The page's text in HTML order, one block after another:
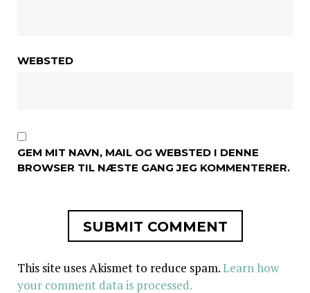
WEBSTED
GEM MIT NAVN, MAIL OG WEBSTED I DENNE
BROWSER TIL NÆSTE GANG JEG KOMMENTERER.
This site uses Akismet to reduce spam.Learn how
your comment data is processed.